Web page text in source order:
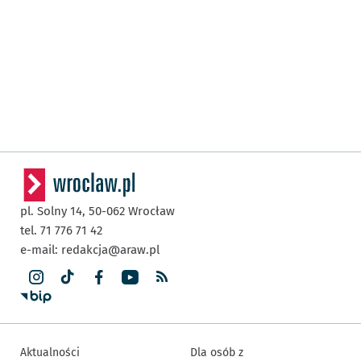
pl. Solny 14, 50-062 Wrocław
tel. 71 776 71 42
e-mail: redakcja@araw.pl
Aktualności
Dla osób z